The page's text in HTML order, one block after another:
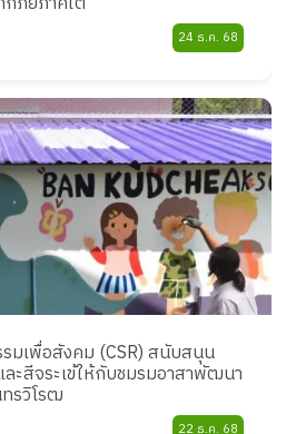
24 ธ.ค. 68
รมเพื่อสังคม (CSR) สนับสนุน
ะสีจระเข้ให้กับชมรมอาสาพัฒนา
รวิโรฒ
22 ธ.ค. 68